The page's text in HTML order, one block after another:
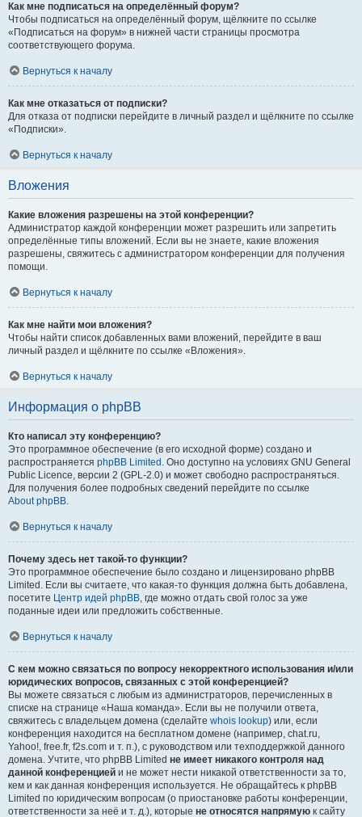
Как мне подписаться на определённый форум?
Чтобы подписаться на определённый форум, щёлкните по ссылке
«Подписаться на форум» в нижней части страницы просмотра
соответствующего форума.
Вернуться к началу
Как мне отказаться от подписки?
Для отказа от подписки перейдите в личный раздел и щёлкните по ссылке
«Подписки».
Вернуться к началу
Вложения
Какие вложения разрешены на этой конференции?
Администратор каждой конференции может разрешить или запретить
определённые типы вложений. Если вы не знаете, какие вложения
разрешены, свяжитесь с администратором конференции для получения
помощи.
Вернуться к началу
Как мне найти мои вложения?
Чтобы найти список добавленных вами вложений, перейдите в ваш
личный раздел и щёлкните по ссылке «Вложения».
Вернуться к началу
Информация о phpBB
Кто написал эту конференцию?
Это программное обеспечение (в его исходной форме) создано и
распространяется phpBB Limited . Оно доступно на условиях GNU General
Public Licence, версии 2 (GPL-2.0) и может свободно распространяться.
Для получения более подробных сведений перейдите по ссылке
About phpBB.
Вернуться к началу
Почему здесь нет такой-то функции?
Это программное обеспечение было создано и лицензировано phpBB
Limited. Если вы считаете, что какая-то функция должна быть добавлена,
посетите Центр идей phpBB, где можно отдать свой голос за уже
поданные идеи или предложить собственные.
Вернуться к началу
С кем можно связаться по вопросу некорректного использования и/или
юридических вопросов, связанных с этой конференцией?
Вы можете связаться с любым из администраторов, перечисленных в
списке на странице «Наша команда». Если вы не получили ответа,
свяжитесь с владельцем домена (сделайте whois lookup) или, если
конференция находится на бесплатном домене (например, chat.ru,
Yahoo!, free.fr, f2s.com и т. п.), с руководством или техподдержкой данного
домена. Учтите, что phpBB Limited не имеет никакого контроля над
данной конференцией и не может нести никакой ответственности за то,
кем и как данная конференция используется. Не обращайтесь к phpBB
Limited по юридическим вопросам (о приостановке работы конференции,
ответственности за неё и т. д.), которые не относятся напрямую к сайту